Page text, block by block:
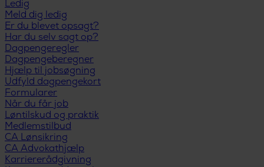
Ledig
Meld dig ledig
Er du blevet opsagt?
Har du selv sagt op?
Dagpengeregler
Dagpengeberegner
Hjælp til jobsøgning
Udfyld dagpengekort
Formularer
Når du får job
Løntilskud og praktik
Medlemstilbud
CA Lønsikring
CA Advokathjælp
Karriererådgivning